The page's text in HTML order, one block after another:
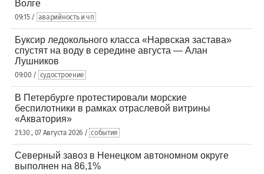
Волге
09:15 / аварийность и чп
Буксир ледокольного класса «Нарвская застава»
спустят на воду в середине августа — Алан
Лушников
09:00 / судостроение
В Петербурге протестировали морские
беспилотники в рамках отраслевой витрины
«Акватория»
21:30 , 07 Августа 2026 / события
Северный завоз в Ненецком автономном округе
выполнен на 86,1%